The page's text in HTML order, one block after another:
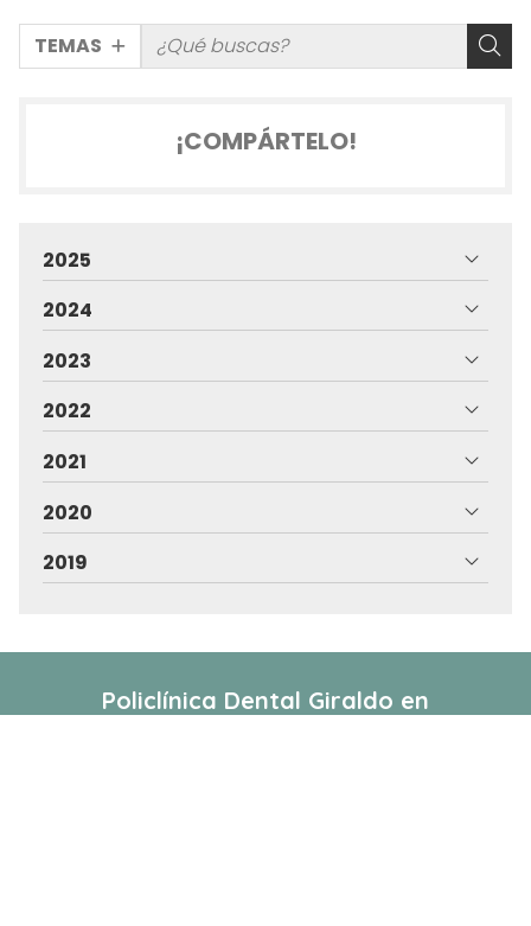
TEMAS
¡COMPÁRTELO!
2025
2024
2023
2022
2021
2020
2019
Policlínica Dental Giraldo en